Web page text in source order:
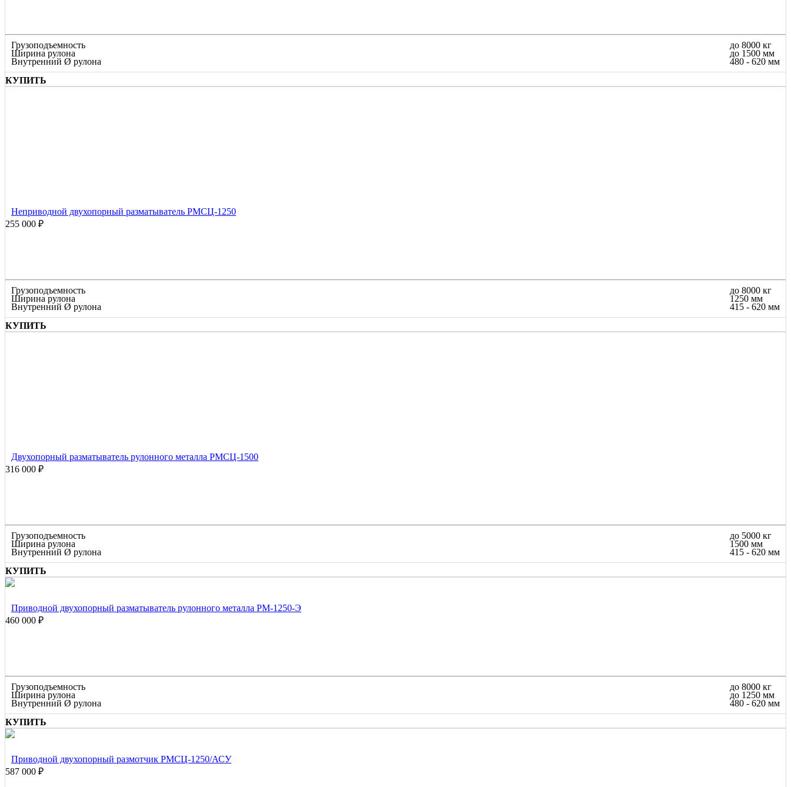
Грузоподъемность
Ширина рулона
Внутренний Ø рулона
до 8000 кг
до 1500 мм
480 - 620 мм
КУПИТЬ
Неприводной двухопорный разматыватель РМСЦ-1250
255 000 ₽
Грузоподъемность
Ширина рулона
Внутренний Ø рулона
до 8000 кг
1250 мм
415 - 620 мм
КУПИТЬ
Двухопорный разматыватель рулонного металла РМСЦ-1500
316 000 ₽
Грузоподъемность
Ширина рулона
Внутренний Ø рулона
до 5000 кг
1500 мм
415 - 620 мм
КУПИТЬ
Приводной двухопорный разматыватель рулонного металла РМ-1250-Э
460 000 ₽
Грузоподъемность
Ширина рулона
Внутренний Ø рулона
до 8000 кг
до 1250 мм
480 - 620 мм
КУПИТЬ
Приводной двухопорный размотчик РМСЦ-1250/АСУ
587 000 ₽